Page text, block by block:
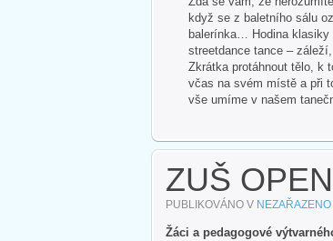
když se z baletního sálu
balerínka… Hodina klasiky
streetdance tance –
Zkrátka protáhnout tělo, k
včas na svém místě a při
vše umíme v našem
ZUŠ
PUBLIKOVÁNO V NEZAŘAZENO
Žáci a pedagogové